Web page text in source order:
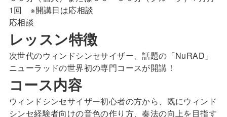
1回 ※開講日は応相談
応相談
レッスン特徴
次世代のウィンドシンセサイザー、話題の「NuRAD」
ニューラッドの世界初の専門コースが開講！
コース内容
ウィンドシンセサイザー初心者の方から、既にウィンド
シンセ経験者向けの音色の作り方、奏法の向上を目指す